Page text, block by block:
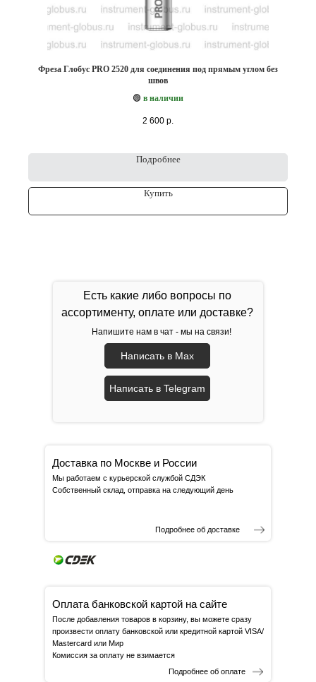
Фреза Глобус PRO 2520 для соединения под прямым углом без
швов
🟢 в наличии
2 600 р.
Подробнее
Купить
Есть какие либо вопросы по
ассортименту, оплате или доставке?
Напишите нам в чат - мы на связи!
Написать в Max
Написать в Telegram
Доставка по Москве и России
Мы работаем с курьерской службой СДЭК
Собственный склад, отправка на следующий день
Подробнее об доставке
Оплата банковской картой на сайте
После добавления товаров в корзину, вы можете сразу
произвести оплату банковской или кредитной картой VISA/
Mastercard или Мир
Комиссия за оплату не взимается
Подробнее об оплате